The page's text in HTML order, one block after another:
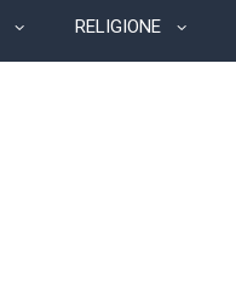
RELIGIONE